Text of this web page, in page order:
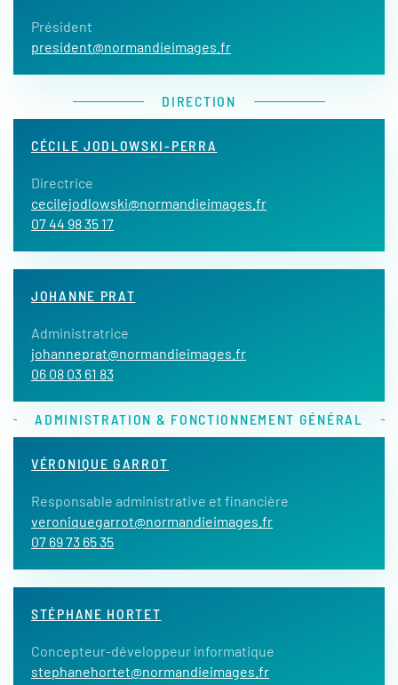
Président
president@normandieimages.fr
DIRECTION
CÉCILE JODLOWSKI-PERRA
Directrice
cecilejodlowski@normandieimages.fr
07 44 98 35 17
JOHANNE PRAT
Administratrice
johanneprat@normandieimages.fr
06 08 03 61 83
ADMINISTRATION & FONCTIONNEMENT GÉNÉRAL
VÉRONIQUE GARROT
Responsable administrative et financière
veroniquegarrot@normandieimages.fr
07 69 73 65 35
STÉPHANE HORTET
Concepteur-développeur informatique
stephanehortet@normandieimages.fr